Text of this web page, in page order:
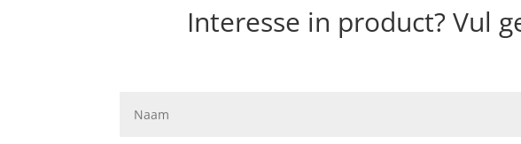
Interesse in product? Vul